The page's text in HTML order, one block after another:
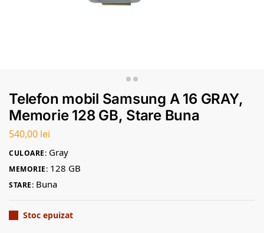
Telefon mobil Samsung A 16 GRAY,
Memorie 128 GB, Stare Buna
540,00 lei
CULOARE: Gray
MEMORIE: 128 GB
STARE: Buna
Stoc epuizat